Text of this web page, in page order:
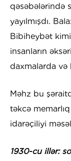
qəsəbələrində
yayılmışdı.
Bibiheybət
insanların
daxmalarda və
Məhz bu
təkcə
idarəçiliyi
1930-cu illər: